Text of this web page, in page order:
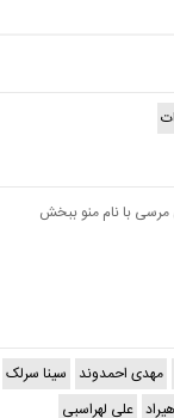
با نام منو ببخش
مهدی احمدوند سینا سرلک
علی لهراسبی